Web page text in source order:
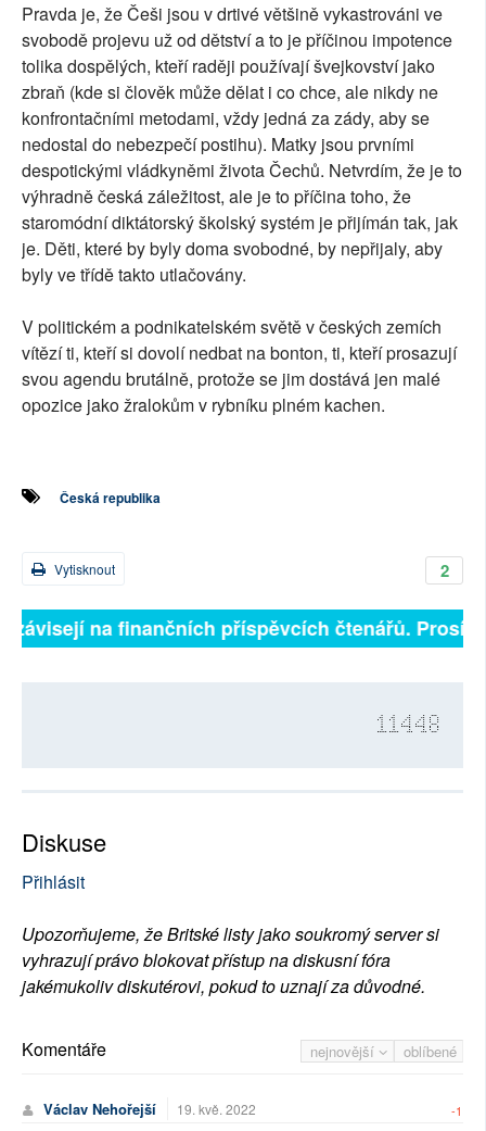
Pravda je, že Češi jsou v drtivé většině vykastrováni ve
svobodě projevu už od dětství a to je příčinou impotence
tolika dospělých, kteří raději používají švejkovství jako
zbraň (kde si člověk může dělat i co chce, ale nikdy ne
konfrontačními metodami, vždy jedná za zády, aby se
nedostal do nebezpečí postihu). Matky jsou prvními
despotickými vládkyněmi života Čechů. Netvrdím, že je to
výhradně česká záležitost, ale je to příčina toho, že
staromódní diktátorský školský systém je přijímán tak, jak
je. Děti, které by byly doma svobodné, by nepřijaly, aby
byly ve třídě takto utlačovány.
V politickém a podnikatelském světě v českých zemích
vítězí ti, kteří si dovolí nedbat na bonton, ti, kteří prosazují
svou agendu brutálně, protože se jim dostává jen malé
opozice jako žralokům v rybníku plném kachen.
Česká republika
2
Vytisknout
na finančních příspěvcích čtenářů.
11448
Diskuse
Přihlásit
Upozorňujeme, že Britské listy jako soukromý server si
vyhrazují právo blokovat přístup na diskusní fóra
jakémukoliv diskutérovi, pokud to uznají za důvodné.
nejnovější oblíbené
Komentáře
Václav Nehořejší 19. kvě. 2022 -1